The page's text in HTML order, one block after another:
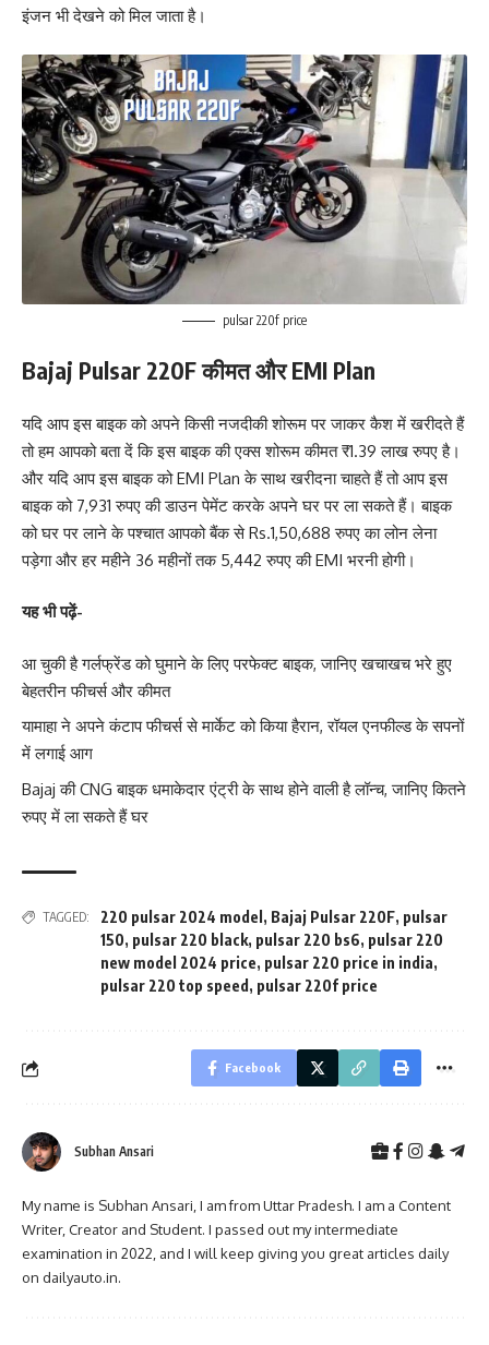
इंजन भी देखने को मिल जाता है।
pulsar 220f price
Bajaj Pulsar 220F कीमत और EMI Plan
यदि आप इस बाइक को अपने किसी नजदीकी शोरूम पर जाकर कैश में खरीदते हैं
तो हम आपको बता दें कि इस बाइक की एक्स शोरूम कीमत ₹1.39 लाख रुपए है।
और यदि आप इस बाइक को EMI Plan के साथ खरीदना चाहते हैं तो आप इस
बाइक को 7,931 रुपए की डाउन पेमेंट करके अपने घर पर ला सकते हैं। बाइक
को घर पर लाने के पश्चात आपको बैंक से Rs.1,50,688 रुपए का लोन लेना
पड़ेगा और हर महीने 36 महीनों तक 5,442 रुपए की EMI भरनी होगी।
यह भी पढ़ें-
आ चुकी है गर्लफ्रेंड को घुमाने के लिए परफेक्ट बाइक, जानिए खचाखच भरे हुए
बेहतरीन फीचर्स और कीमत
यामाहा ने अपने कंटाप फीचर्स से मार्केट को किया हैरान, रॉयल एनफील्ड के सपनों
में लगाई आग
Bajaj की CNG बाइक धमाकेदार एंट्री के साथ होने वाली है लॉन्च, जानिए कितने
रुपए में ला सकते हैं घर
TAGGED: 220 pulsar 2024 model , Bajaj Pulsar 220F, pulsar
150, pulsar 220 black, pulsar 220 bs6, pulsar 220
new model 2024 price, pulsar 220 price in india,
pulsar 220 top speed , pulsar 220f price
Facebook
Subhan Ansari
My name is Subhan Ansari, I am from Uttar Pradesh. I am a Content
Writer, Creator and Student. I passed out my intermediate
examination in 2022, and I will keep giving you great articles daily
on dailyauto.in.